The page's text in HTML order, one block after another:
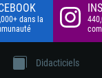
dans la
Didacticiels